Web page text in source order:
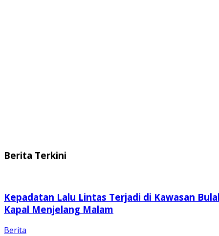
Berita Terkini
Kepadatan Lalu Lintas Terjadi di Kawasan
Kapal Menjelang Malam
Berita